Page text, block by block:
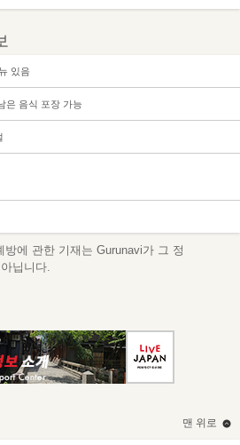
있음
은 음식 포장 가능
에 관한 기재는 Gurunavi가 그 정
닙니다.
맨 위로